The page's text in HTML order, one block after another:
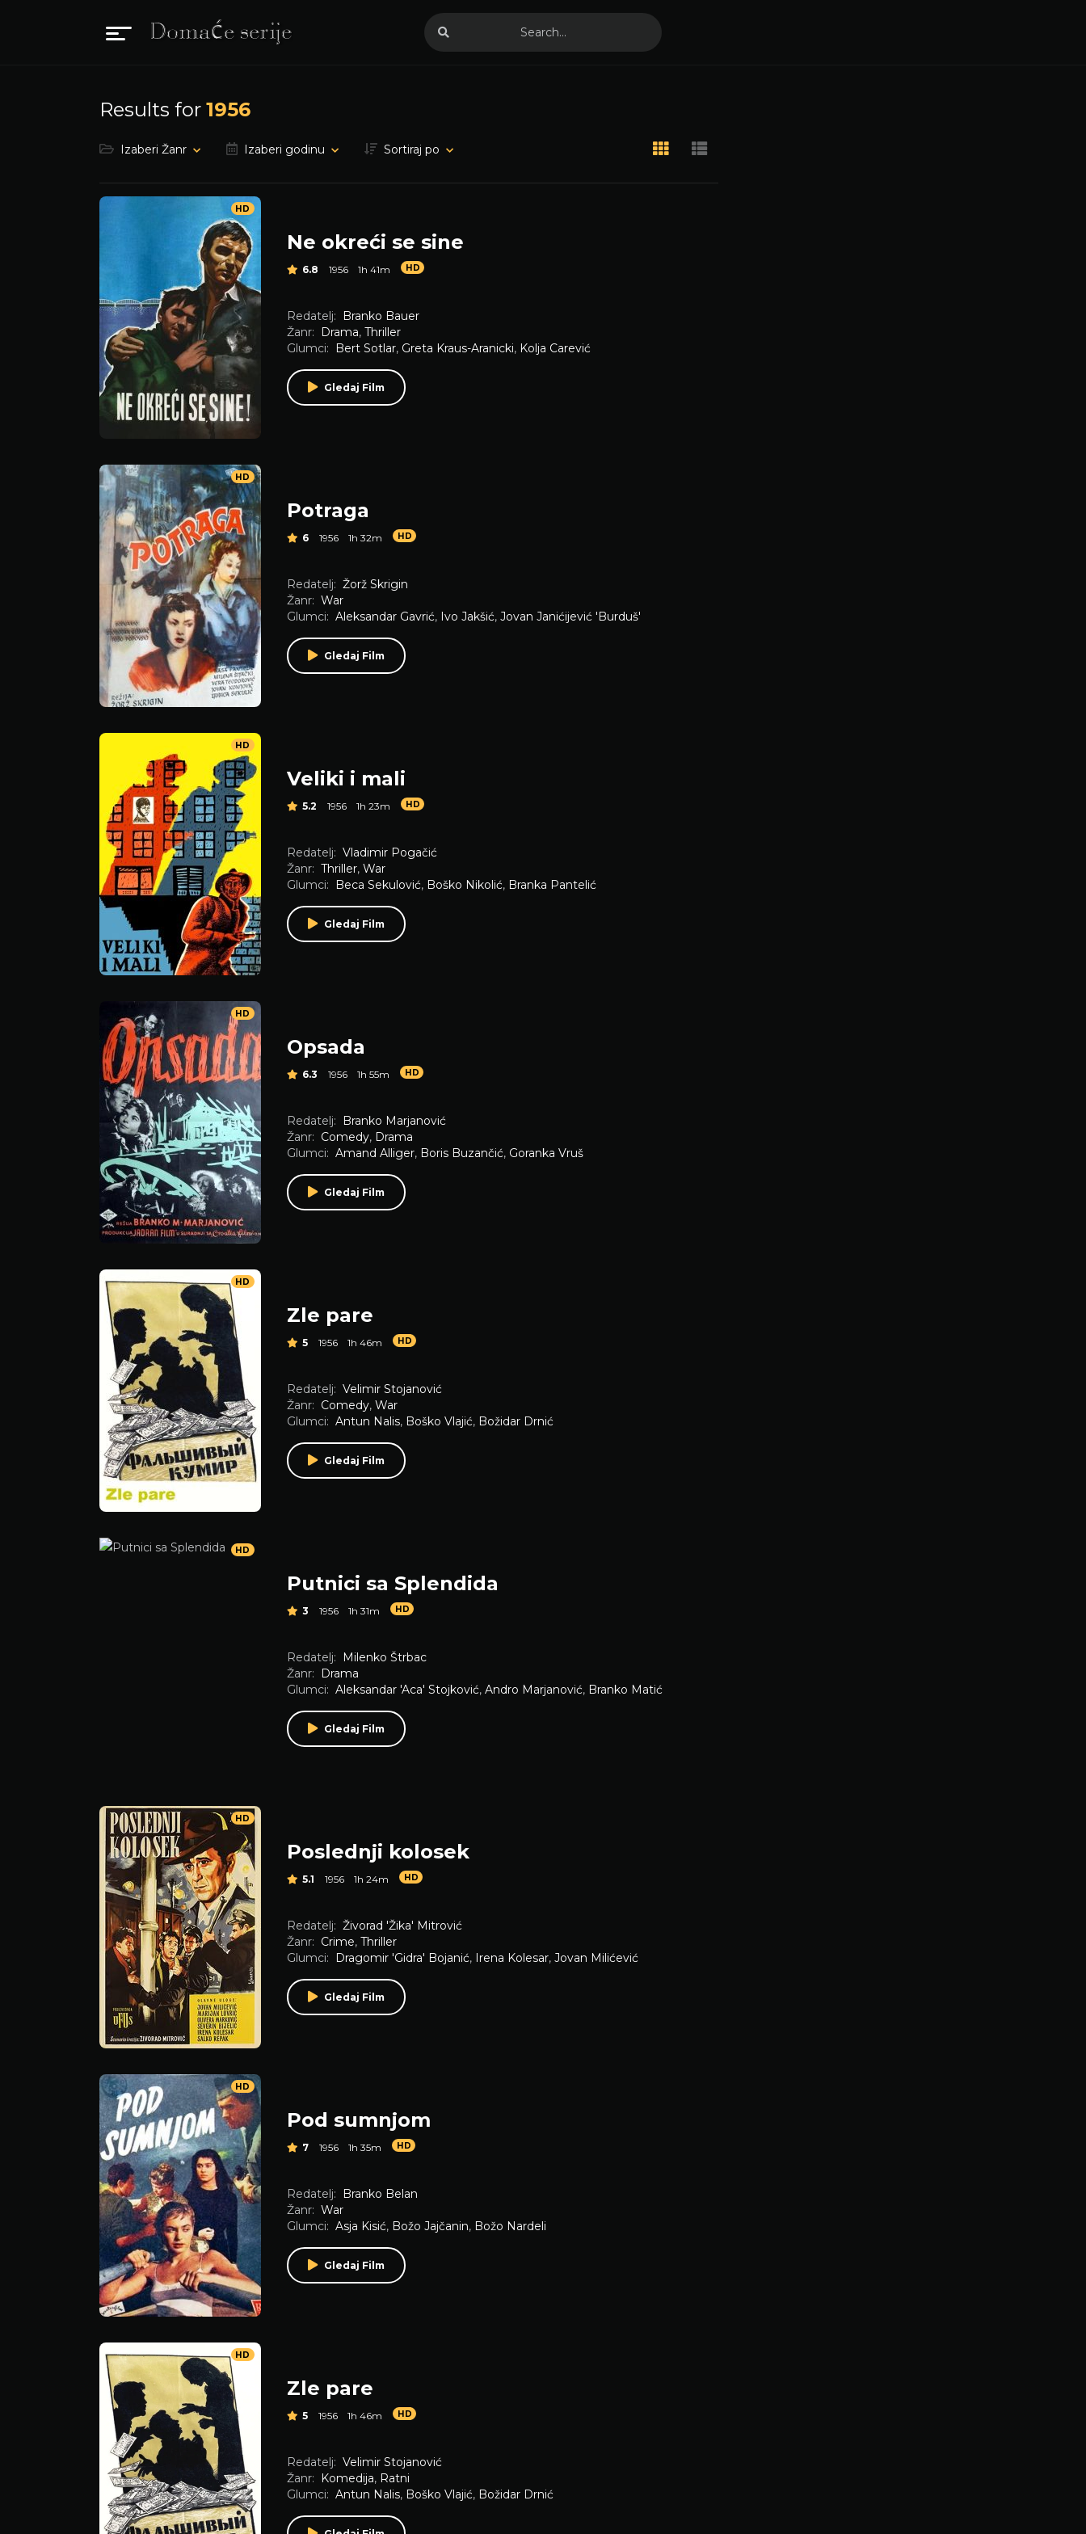
Results for 1956
Izaberi Žanr Izaberi godinu Sortiraj po
HD
Ne okreći se sine
6.8 1956 1h 41m HD
Redatelj:
Branko Bauer
Žanr:
Drama, Thriller
Glumci:
Bert Sotlar, Greta Kraus-Aranicki, Kolja Carević
Gledaj Film
HD
Potraga
6 1956 1h 32m HD
Redatelj: Žorž Skrigin
Žanr: War
Glumci: Aleksandar Gavrić, Ivo Jakšić, Jovan Janićijević 'Burduš'
Gledaj Film
HD
Veliki i mali
5.2 1956 1h 23m HD
Redatelj: Vladimir Pogačić
Žanr: Thriller, War
Glumci:
Beca Sekulović, Boško Nikolić, Branka Pantelić
Gledaj Film
HD
Opsada
6.3 1956 1h 55m HD
Redatelj:
Branko Marjanović
Žanr: Comedy, Drama
Glumci: Amand Alliger, Boris Buzančić, Goranka Vruš
Gledaj Film
HD
Zle pare
5 1956 1h 46m HD
Redatelj: Velimir Stojanović
Žanr: Comedy, War
Glumci: Antun Nalis, Boško Vlajić, Božidar Drnić
Gledaj Film
HD
Putnici sa Splendida
3 1956 1h 31m HD
Redatelj:
Milenko Štrbac
Žanr:
Drama
Glumci: Aleksandar 'Aca' Stojković, Andro Marjanović, Branko Matić
Gledaj Film
HD
Poslednji kolosek
5.1 1956 1h 24m HD
Redatelj: Živorad 'Žika' Mitrović
Žanr: Crime, Thriller
Glumci:
Dragomir 'Gidra' Bojanić, Irena Kolesar, Jovan Milićević
Gledaj Film
HD
Pod sumnjom
7 1956 1h 35m HD
Redatelj:
Branko Belan
Žanr: War
Glumci: Asja Kisić, Božo Jajčanin, Božo Nardeli
Gledaj Film
HD
Zle pare
5 1956 1h 46m HD
Redatelj: Velimir Stojanović
Žanr:
Komedija, Ratni
Glumci: Antun Nalis, Boško Vlajić, Božidar Drnić